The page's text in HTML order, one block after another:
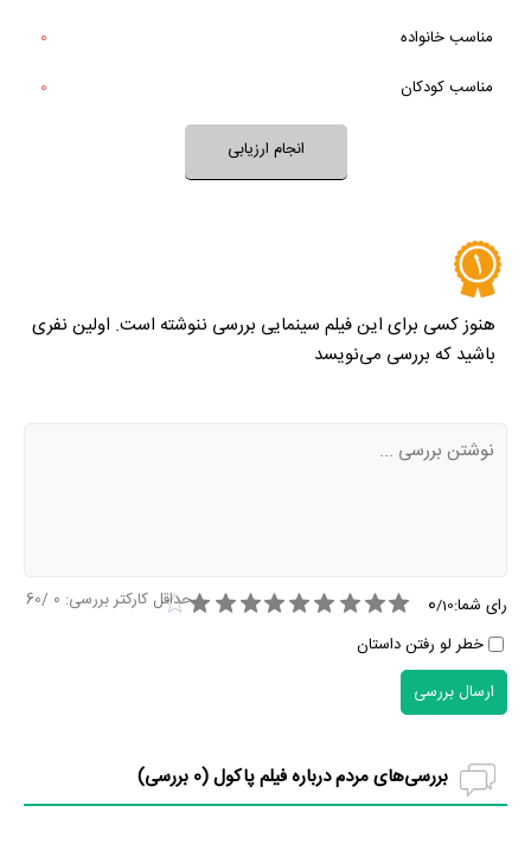
خیر
نظر خود را ثبت کنید
مناسب خانواده‌
0
مناسب کودکان
0
انجام ارزیابی
هنوز کسی برای این فیلم سینمایی بررسی ننوشته است. اولین نفری
باشید که بررسی می‌نویسد
رای شما: 0/10
خطر لو رفتن داستان
حداقل کارکتر بررسی: 0
/60
ارسال بررسی
بررسی‌های مردم درباره فیلم پاکول (0 بررسی)